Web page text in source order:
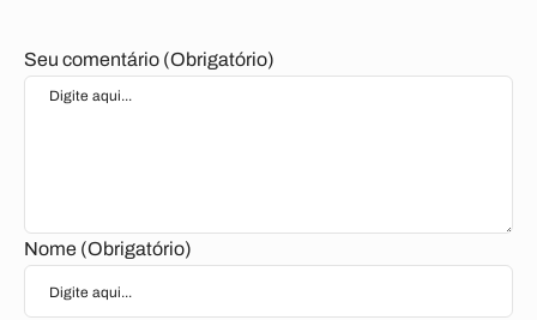
Seu comentário (Obrigatório)
Nome (Obrigatório)